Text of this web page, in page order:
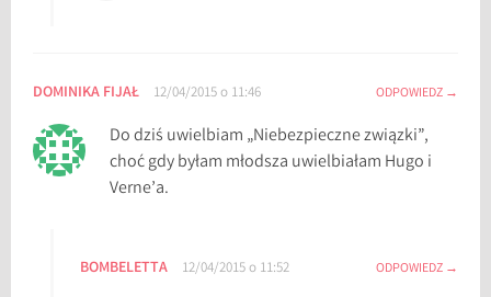
DOMINIKA FIJAŁ 12/04/2015 o 11:46 ODPOWIEDZ
Do dziś uwielbiam „Niebezpieczne związki”,
choć gdy byłam młodsza uwielbiałam Hugo i
Verne’a.
BOMBELETTA 12/04/2015 o 11:52 ODPOWIEDZ